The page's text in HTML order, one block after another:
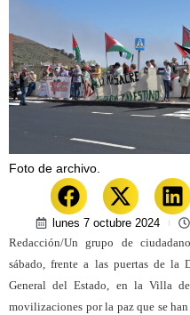
Foto de archivo.
lunes 7 octubre 2024
Redacción/Un grupo de
sábado, frente a las puertas de la
General del Estado, en la Villa
movilizaciones por la paz que se